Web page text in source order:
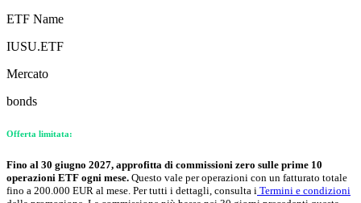
ETF Name
IUSU.ETF
Mercato
bonds
Offerta limitata:
Fino al 30 giugno 2027, approfitta di commissioni zero sulle prime 10
operazioni ETF ogni mese. Questo vale per operazioni con un fatturato totale
fino a 200.000 EUR al mese. Per tutti i dettagli, consulta i Termini e condizioni